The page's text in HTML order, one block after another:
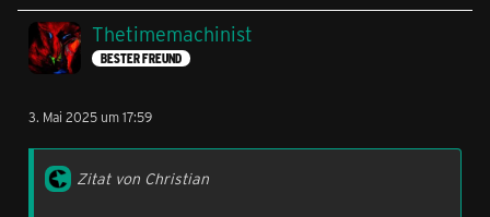
Thetimemachinist
BESTER FREUND
3. Mai 2025 um 17:59
Zitat von Christian